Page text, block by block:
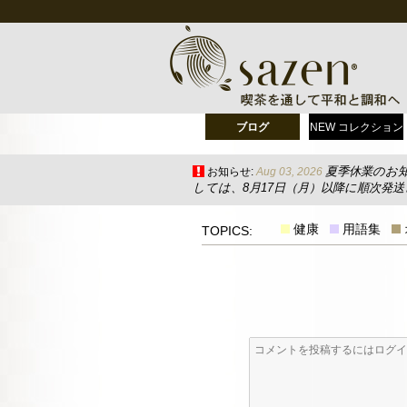
ブログ NEW コレクション
お知らせ: Aug 03, 2026 夏季休業のお
しては、8月17日（月）以降に順次発
TOPICS: 健康 用語集